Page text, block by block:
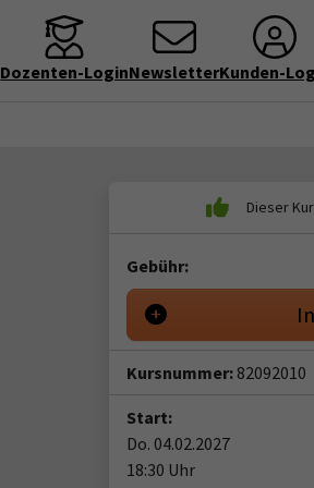
Dozenten-LoginNewsletterKunden-
Gebühr:
Kursnummer: 82092010
Start:
Do. 04.02.2027
18:30 Uhr